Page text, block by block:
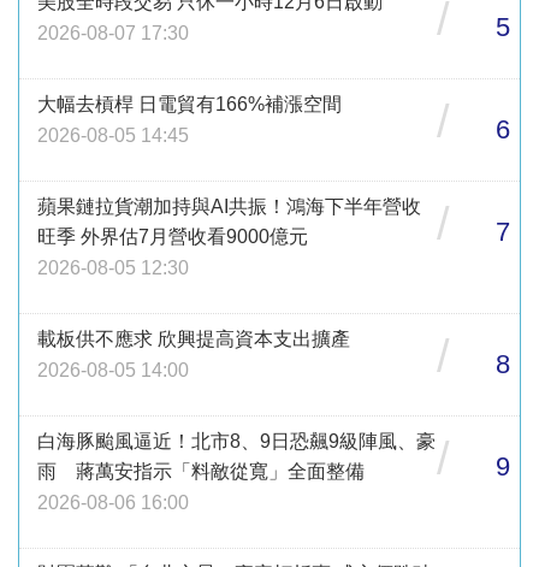
2026-08-07 17:30
/ 5
大幅去槓桿 日電貿有166%補漲空間
2026-08-05 14:45
/ 6
蘋果鏈拉貨潮加持與AI共振！鴻海下半年營收
旺季 外界估7月營收看9000億元
2026-08-05 12:30
/ 7
載板供不應求 欣興提高資本支出擴產
2026-08-05 14:00
/ 8
白海豚颱風逼近！北市8、9日恐飆9級陣風、豪
雨 蔣萬安指示「料敵從寬」全面整備
2026-08-06 16:00
/ 9